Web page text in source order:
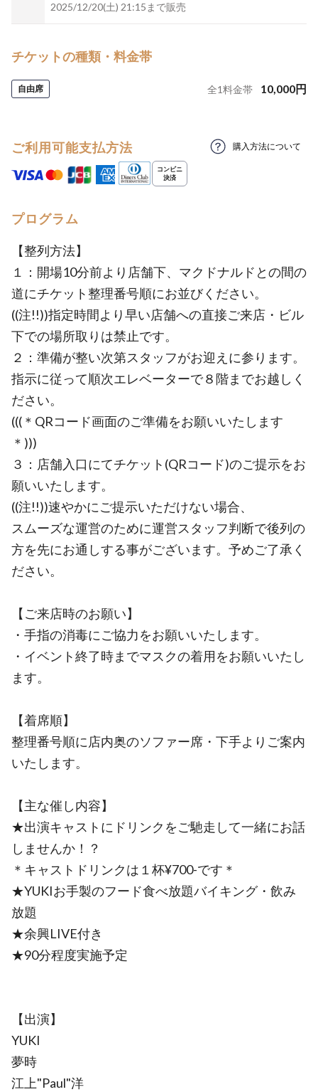
2025/12/20(土) 21:15まで販売
チケットの種類・料金帯
自由席 全1料金帯 10,000円
ご利用可能支払方法 購入方法について
プログラム
【整列方法】
１：開場10分前より店舗下、マクドナルドとの間の
道にチケット整理番号順にお並びください。
((注!!))指定時間より早い店舗への直接ご来店・ビル
下での場所取りは禁止です。
２：準備が整い次第スタッフがお迎えに参ります。
指示に従って順次エレベーターで８階までお越しく
ださい。
(((＊QRコード画面のご準備をお願いいたします
＊)))
３：店舗入口にてチケット(QRコード)のご提示をお
願いいたします。
((注!!))速やかにご提示いただけない場合、
スムーズな運営のために運営スタッフ判断で後列の
方を先にお通しする事がございます。予めご了承く
ださい。
【ご来店時のお願い】
・手指の消毒にご協力をお願いいたします。
・イベント終了時までマスクの着用をお願いいたし
ます。
【着席順】
整理番号順に店内奥のソファー席・下手よりご案内
いたします。
【主な催し内容】
★出演キャストにドリンクをご馳走して一緒にお話
しませんか！？
＊キャストドリンクは１杯¥700-です＊
★YUKIお手製のフード食べ放題バイキング・飲み
放題
★余興LIVE付き
★90分程度実施予定
【出演】
YUKI
夢時
江上"Paul"洋